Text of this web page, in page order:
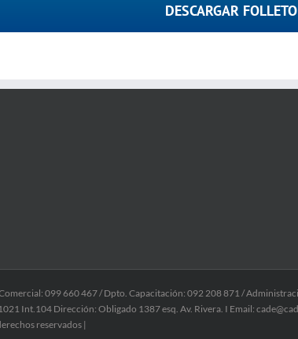
DESCARGAR FOLLETO
099 660 467 / Dpto. Capacitación: 092 208 871 /
Int.104 Dirección: Obligado 1387 esq. Av. Rivera. I Email:
reservados |